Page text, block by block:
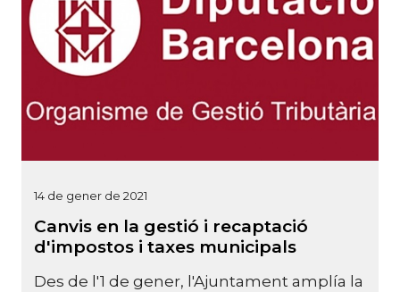
14 de gener de 2021
Canvis en la gestió i recaptació
d'impostos i taxes municipals
Des de l'1 de gener, l'Ajuntament amplía la